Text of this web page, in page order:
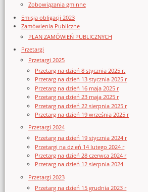
Zobowiązania gminne
Emisja obligacji 2023
Zamówienia Publiczne
PLAN ZAMÓWIEŃ PUBLICZNYCH
Przetargi
Przetargi 2025
Przetarg na dzień 8 stycznia 2025 r.
Przetarg na dzień 13 stycznia 2025 r
Przetarg na dzień 16 maja 2025 r
Przetarg na dzień 23 maja 2025 r
Przetarg na dzień 22 sierpnia 2025 r
Przetarg na dzień 19 września 2025 r
Przetargi 2024
Przetarg na dzień 19 stycznia 2024 r
Przetargi na dzień 14 lutego 2024 r
Przetarg na dzień 28 czerwca 2024 r
Przetarg na dzień 12 sierpnia 2024
Przetargi 2023
Przetarg na dzień 15 grudnia 2023 r